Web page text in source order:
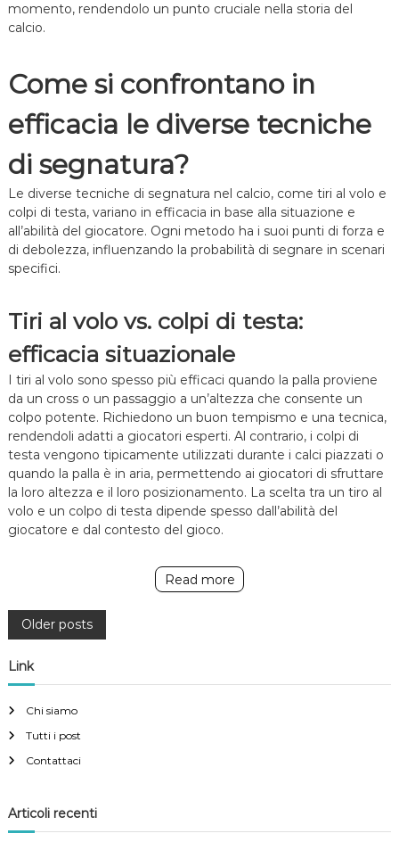
momento, rendendolo un punto cruciale nella storia del
calcio.
Come si confrontano in
efficacia le diverse tecniche
di segnatura?
Le diverse tecniche di segnatura nel calcio, come tiri al volo e
colpi di testa, variano in efficacia in base alla situazione e
all’abilità del giocatore. Ogni metodo ha i suoi punti di forza e
di debolezza, influenzando la probabilità di segnare in scenari
specifici.
Tiri al volo vs. colpi di testa:
efficacia situazionale
I tiri al volo sono spesso più efficaci quando la palla proviene
da un cross o un passaggio a un’altezza che consente un
colpo potente. Richiedono un buon tempismo e una tecnica,
rendendoli adatti a giocatori esperti. Al contrario, i colpi di
testa vengono tipicamente utilizzati durante i calci piazzati o
quando la palla è in aria, permettendo ai giocatori di sfruttare
la loro altezza e il loro posizionamento. La scelta tra un tiro al
volo e un colpo di testa dipende spesso dall’abilità del
giocatore e dal contesto del gioco.
Read more
P
o
s
t
n
Older posts
Link
Chi siamo
Tutti i post
Contattaci
Articoli recenti